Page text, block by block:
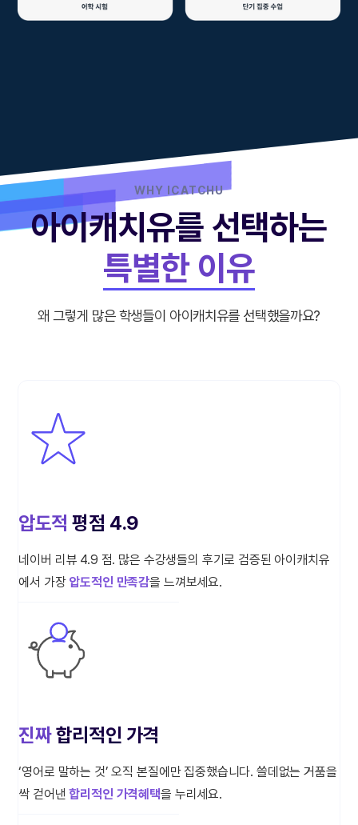
WHY ICATCHU
아이캐치유를 선택하는
특별한 이유
왜 그렇게 많은 학생들이 아이캐치유를 선택했을까요?
압도적 평점 4.9
네이버 리뷰 4.9 점. 많은 수강생들의 후기로 검증된 아이캐치유
에서 가장 압도적인 만족감을 느껴보세요.
진짜합리적인 가격
‘영어로 말하는 것’ 오직 본질에만 집중했습니다. 쓸데없는 거품을
싹 걷어낸합리적인 가격혜택을 누리세요.